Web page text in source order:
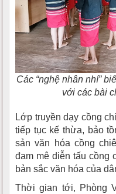
Các “nghệ nhân nhí”
với các bài
Lớp truyền dạy cồng
tiếp tục kế thừa, bảo
sản văn hóa cồng
đam mê diễn tấu cồng
bản sắc văn hóa của
Thời gian tới, Phòng